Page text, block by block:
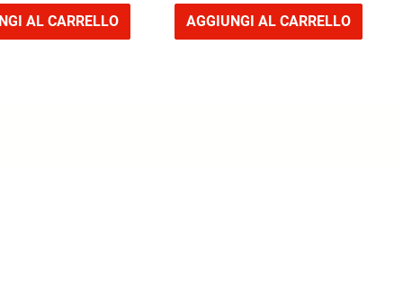
AL CARRELLO AGGIUNGI AL CARRELLO